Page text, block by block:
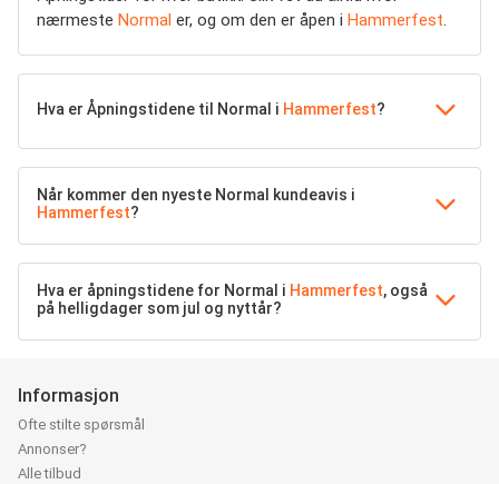
nærmeste Normal er, og om den er åpen i Hammerfest.
Hva er Åpningstidene til Normal i Hammerfest?
Når kommer den nyeste Normal kundeavis i
Hammerfest?
Hva er åpningstidene for Normal i Hammerfest, også
på helligdager som jul og nyttår?
Informasjon
Ofte stilte spørsmål
Annonser?
Alle tilbud